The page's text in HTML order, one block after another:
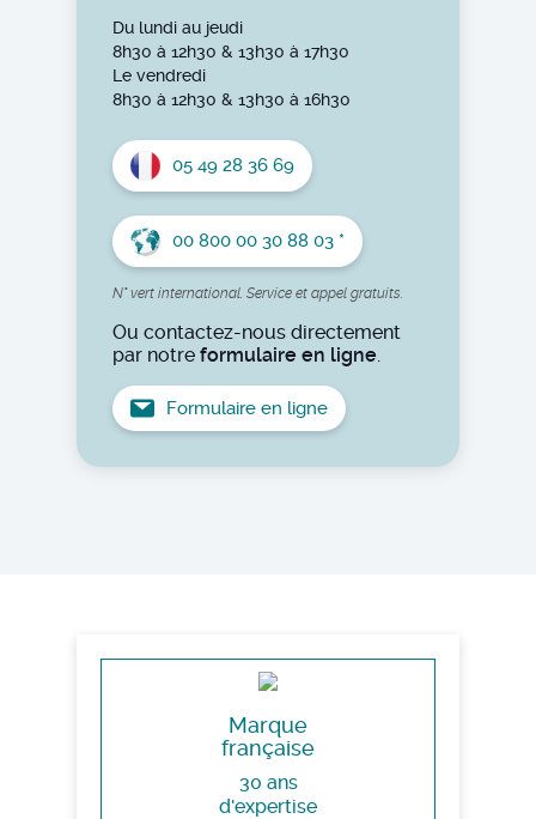
Du lundi au jeudi
8h30 à 12h30 & 13h30 à 17h30
Le vendredi
8h30 à 12h30 & 13h30 à 16h30
05 49 28 36 69
00 800 00 30 88 03 *
N° vert international. Service et appel gratuits.
Ou contactez-nous directement
par notre formulaire en ligne
Formulaire en ligne
Marque
française
30 ans
d'expertise